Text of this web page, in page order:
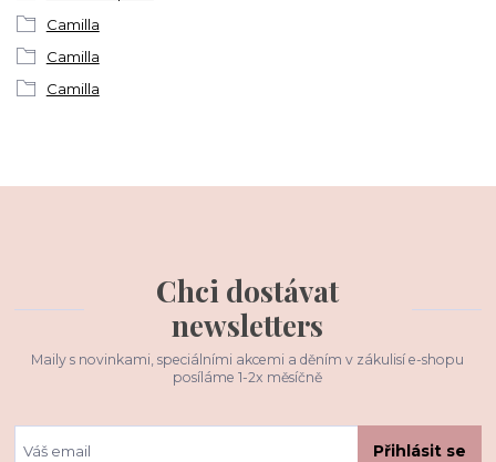
Camilla
Camilla
Camilla
Chci dostávat
newsletters
Maily s novinkami, speciálními akcemi a děním v zákulisí e-shopu
posíláme 1-2x měsíčně
Přihlásit se